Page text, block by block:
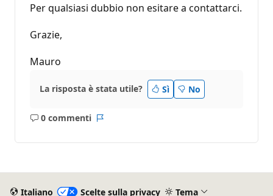
Per qualsiasi dubbio non esitare a contattarci.
Grazie,
Mauro
La risposta è stata utile? Sì No
0 commenti
Nessun
Italiano Scelte sulla privacy Tema